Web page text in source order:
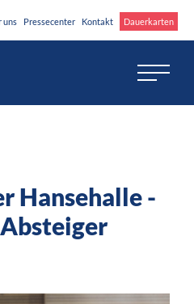
uns Pressecenter Kontakt Dauerkarten
Hansehalle -